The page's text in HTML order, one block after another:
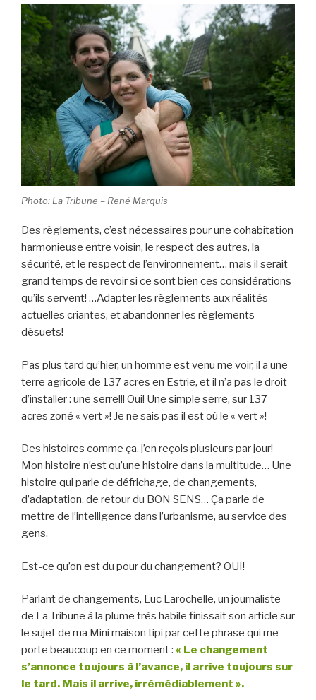
Photo: La Tribune – René Marquis
Des règlements, c’est nécessaires pour une cohabitation
harmonieuse entre voisin, le respect des autres, la
sécurité, et le respect de l’environnement… mais il serait
grand temps de revoir si ce sont bien ces considérations
qu’ils servent! …Adapter les règlements aux réalités
actuelles criantes, et abandonner les règlements
désuets!
Pas plus tard qu’hier, un homme est venu me voir, il a une
terre agricole de 137 acres en Estrie, et il n’a pas le droit
d’installer : une serre!!! Oui! Une simple serre, sur 137
acres zoné « vert »! Je ne sais pas il est où le « vert »!
Des histoires comme ça, j’en reçois plusieurs par jour!
Mon histoire n’est qu’une histoire dans la multitude… Une
histoire qui parle de défrichage, de changements,
d’adaptation, de retour du BON SENS… Ça parle de
mettre de l’intelligence dans l’urbanisme, au service des
gens.
Est-ce qu’on est du pour du changement? OUI!
Parlant de changements, Luc Larochelle, un journaliste
de La Tribune à la plume très habile finissait son article sur
le sujet de ma Mini maison tipi par cette phrase qui me
porte beaucoup en ce moment : « Le changement
s’annonce toujours à l’avance, il arrive toujours sur
le tard. Mais il arrive, irrémédiablement ».